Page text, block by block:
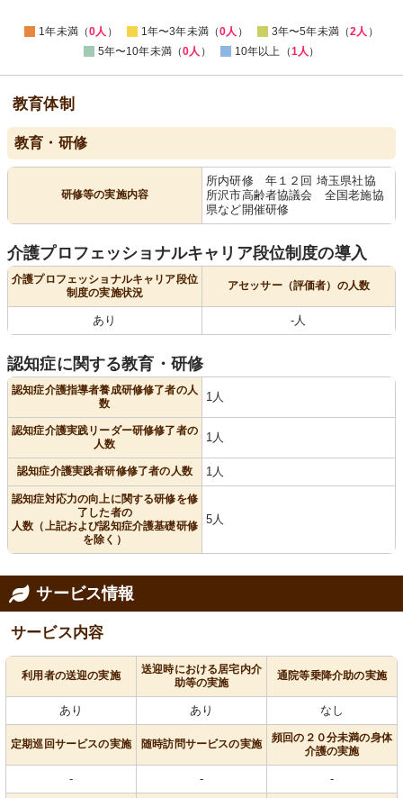
1年未満（0人 ） 1年〜3年未満（0人 ） 3年〜5年未満（2人 ）
5年〜10年未満（0人 ） 10年以上（1人 ）
教育体制
教育・研修
研修等の実施内容
所内研修 年１２回 埼玉県社協
所沢市高齢者協議会 全国老施協
県など開催研修
介護プロフェッショナルキャリア段位制度の導入
介護プロフェッショナルキャリア段位
制度の実施状況
アセッサー（評価者）の人数
あり -人
認知症に関する教育・研修
認知症介護指導者養成研修修了者の人
数
1人
認知症介護実践リーダー研修修了者の
人数
1人
認知症介護実践者研修修了者の人数 1人
認知症対応力の向上に関する研修を修
了した者の
人数（上記および認知症介護基礎研修
を除く）
5人
サービス情報
サービス内容
利用者の送迎の実施
送迎時における居宅内介
助等の実施
通院等乗降介助の実施
あり あり なし
定期巡回サービスの実施 随時訪問サービスの実施
頻回の２０分未満の身体
介護の実施
- - -